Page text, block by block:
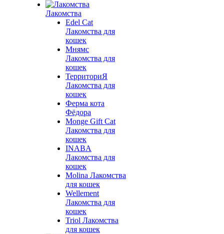
Лакомства
Edel Cat
Лакомства для
кошек
Мнямс
Лакомства для
кошек
ТерриториЯ
Лакомства для
кошек
Ферма кота
Фёдора
Monge Gift Cat
Лакомства для
кошек
INABA
Лакомства для
кошек
Molina Лакомства
для кошек
Wellement
Лакомства для
кошек
Triol Лакомства
для кошек